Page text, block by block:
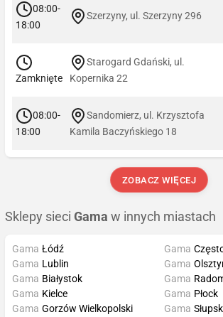
08:00-
18:00
Szerzyny, ul. Szerzyny 296
Zamknięte
Starogard Gdański, ul.
Kopernika 22
08:00-
18:00
Sandomierz, ul. Krzysztofa
Kamila Baczyńskiego 18
ZOBACZ WIĘCEJ
Sklepy sieci Gama w innych miastach
Gama Łódź
Gama Lublin
Gama Białystok
Gama Kielce
Gama
Gama
Gama
Gama Płock
Gama Gorzów Wielkopolski Gama Słupsk